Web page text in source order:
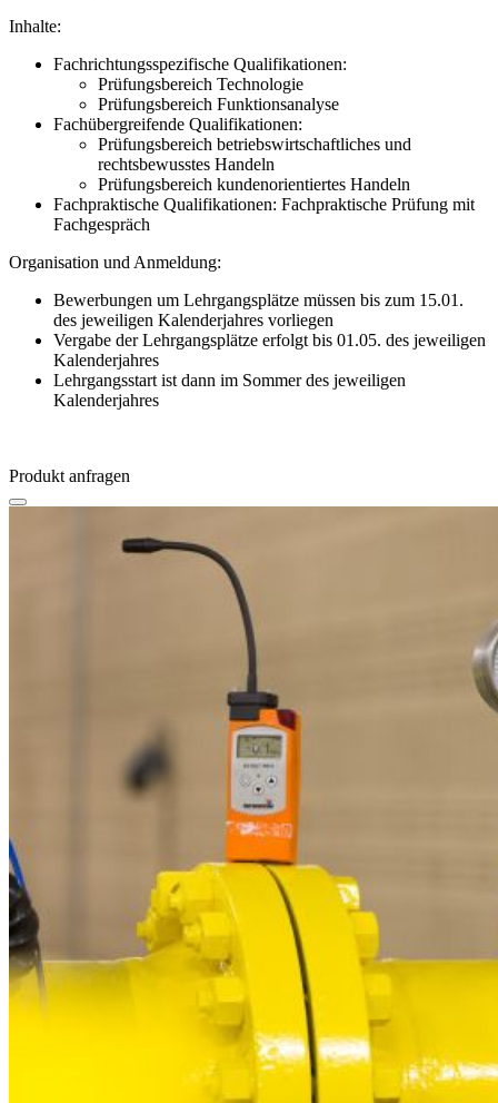
Inhalte:
Fachrichtungsspezifische Qualifikationen:
Prüfungsbereich Technologie
Prüfungsbereich Funktionsanalyse
Fachübergreifende Qualifikationen:
Prüfungsbereich betriebswirtschaftliches und
rechtsbewusstes Handeln
Prüfungsbereich kundenorientiertes Handeln
Fachpraktische Qualifikationen: Fachpraktische Prüfung mit
Fachgespräch
Organisation und Anmeldung:
Bewerbungen um Lehrgangsplätze müssen bis zum 15.01.
des jeweiligen Kalenderjahres vorliegen
Vergabe der Lehrgangsplätze erfolgt bis 01.05. des jeweiligen
Kalenderjahres
Lehrgangsstart ist dann im Sommer des jeweiligen
Kalenderjahres
Produkt anfragen